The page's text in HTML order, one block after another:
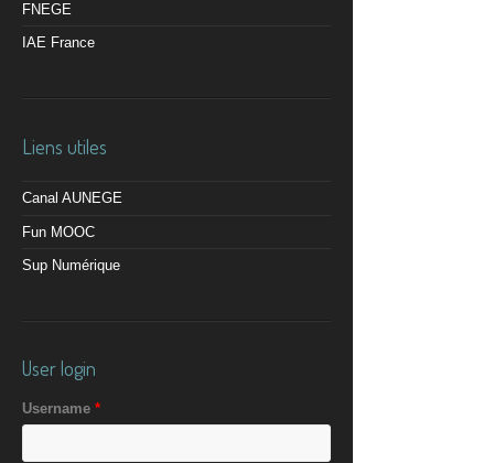
FNEGE
IAE France
Liens utiles
Canal AUNEGE
Fun MOOC
Sup Numérique
User login
Username *